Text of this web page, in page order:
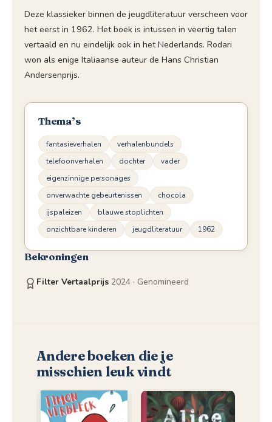
Deze klassieker binnen de jeugdliteratuur verscheen voor
het eerst in 1962. Het boek is intussen in veertig talen
vertaald en nu eindelijk ook in het Nederlands. Rodari
won als enige Italiaanse auteur de Hans Christian
Andersenprijs.
Thema’s
fantasieverhalen
verhalenbundels
telefoonverhalen
dochter
vader
eigenzinnige personages
onverwachte gebeurtenissen
chocola
ijspaleizen
blauwe stoplichten
onzichtbare kinderen
jeugdliteratuur 1962
Bekroningen
Filter Vertaalprijs 2024 · Genomineerd
Andere boeken die je
misschien leuk vindt